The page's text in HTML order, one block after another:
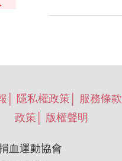
隱私權政策 服務條款
政策
版權聲明
血運動協會